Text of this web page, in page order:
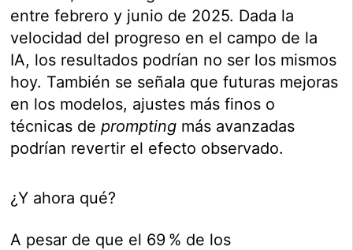
entre febrero y junio de 2025. Dada la
velocidad del progreso en el campo de la
IA, los resultados podrían no ser los mismos
hoy. También se señala que futuras mejoras
en los modelos, ajustes más finos o
técnicas deprompting más avanzadas
podrían revertir el efecto observado.
¿Y ahora qué?
A pesar de que el 69 % de los